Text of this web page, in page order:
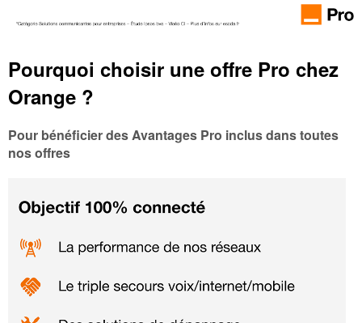
Pourquoi choisir une offre Pro chez
Orange ?
Pour bénéficier des Avantages Pro inclus dans toutes
nos offres